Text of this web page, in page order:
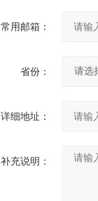
常用邮箱：
省份：
详细地址：
补充说明：